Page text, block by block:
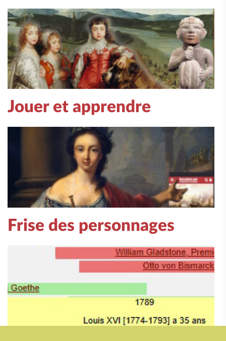
Jouer et apprendre
Frise des personnages